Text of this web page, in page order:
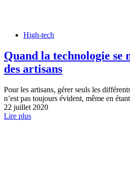
High-tech
Quand la technologie se
des artisans
Pour les artisans, gérer seuls les
n’est pas toujours évident, même en
22 juillet 2020
Lire plus